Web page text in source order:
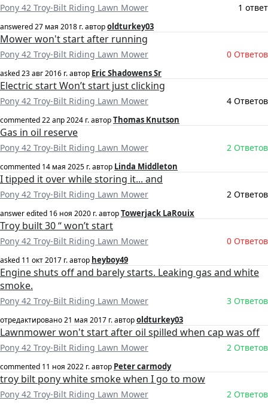
Pony 42 Troy-Bilt Riding Lawn Mower 1 ответ
answered27 мая 2018 г.авторoldturkey03
Mower won't start after running
Pony 42 Troy-Bilt Riding Lawn Mower 0 Ответов
asked23 авг 2016 г.автор Eric Shadowens Sr
Electric start Won’t start just clicking
Pony 42 Troy-Bilt Riding Lawn Mower 4 Ответов
commented22 апр 2024 г.авторThomas Knutson
Gas in oil reserve
Pony 42 Troy-Bilt Riding Lawn Mower 2 Ответов
commented 14 мая 2025 г.автор Linda Middleton
I tipped it over while storing it... and
Pony 42 Troy-Bilt Riding Lawn Mower 2 Ответов
answer edited 16 ноя 2020 г.авторTowerjack LaRouix
Troy built 30 “ won’t start
Pony 42 Troy-Bilt Riding Lawn Mower 0 Ответов
asked 11 окт 2017 г.автор heyboy49
Engine shuts off and barely starts. Leaking gas and white
smoke.
Pony 42 Troy-Bilt Riding Lawn Mower 3 Ответов
отредактировано21 мая 2017 г.авторoldturkey03
Lawnmower won't start after oil spilled when cap was off
Pony 42 Troy-Bilt Riding Lawn Mower 2 Ответов
commented 11 ноя 2022 г.автор Peter carmody
troy bilt pony white smoke when I go to mow
Pony 42 Troy-Bilt Riding Lawn Mower 2 Ответов